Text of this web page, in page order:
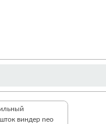
виндер neo